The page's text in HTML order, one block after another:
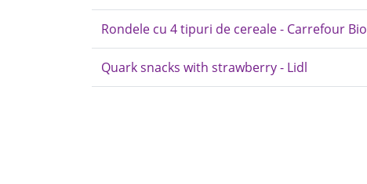
Rondele cu 4 tipuri de cereale - Carrefour Bio
Quark snacks with strawberry - Lidl